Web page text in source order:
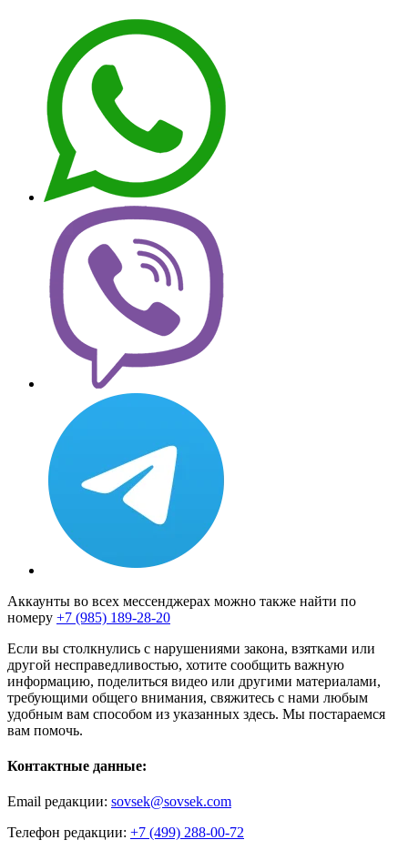
Аккаунты во всех мессенджерах можно также найти по
номеру +7 (985) 189-28-20
Если вы столкнулись с нарушениями закона, взятками или
другой несправедливостью, хотите сообщить важную
информацию, поделиться видео или другими материалами,
требующими общего внимания, свяжитесь с нами любым
удобным вам способом из указанных здесь. Мы постараемся
вам помочь.
Контактные данные:
Email редакции: sovsek@sovsek.com
Телефон редакции: +7 (499) 288-00-72